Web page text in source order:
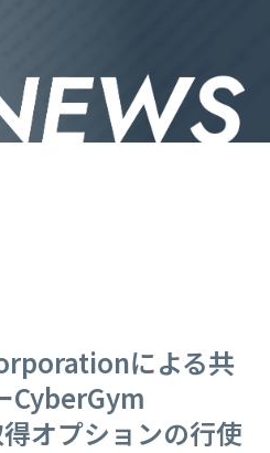
による共
CyberGym
オプションの行使